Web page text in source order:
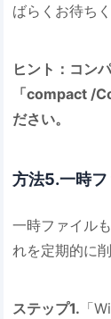
ばらくお待ちく
ヒント：コン
「compact /
ださい。
方法5.一時
一時ファイル
れを定期的に
ステップ1. 「